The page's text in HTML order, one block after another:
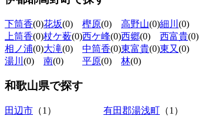
下筒香(0)花坂(0) 樫原(0) 高野山(0)細川 (0)
上筒香(0)杖ケ薮(0)西ケ峰(0)西郷(0) 西富貴(0)
相ノ浦(0)大滝(0) 中筒香(0)東富貴(0)東又 (0)
湯川 (0) 南(0) 平原(0) 林(0)
和歌山県で探す
田辺市 （1） 有田郡湯浅町 （1）